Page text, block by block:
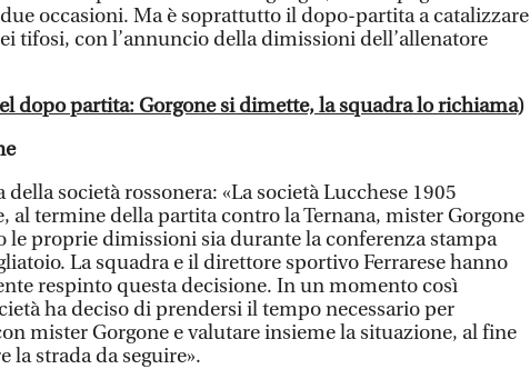
occasioni. Ma è soprattutto il dopo-partita a catalizzare
tifosi, con l’annuncio della dimissioni dell’allenatore
dopo partita: Gorgone si dimette, la squadra lo richiama)
della società rossonera: «La società Lucchese 1905
al termine della partita contro la Ternana, mister Gorgone
le proprie dimissioni sia durante la conferenza stampa
La squadra e il direttore sportivo Ferrarese hanno
respinto questa decisione. In un momento così
ha deciso di prendersi il tempo necessario per
mister Gorgone e valutare insieme la situazione, al fine
la strada da seguire».